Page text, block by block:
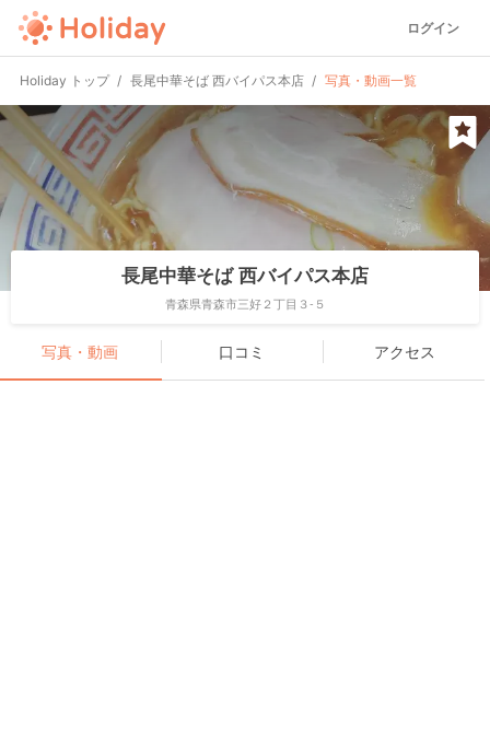
ログイン
Holiday トップ 長尾中華そば 西バイパス本店 写真・動画一覧
長尾中華そば 西バイパス本店
青森県青森市三好２丁目３-５
写真・動画 口コミ アクセス